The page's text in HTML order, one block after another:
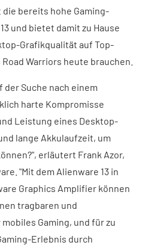
bereits hohe Gaming-
und bietet damit zu Hause
Grafikqualität auf Top-
Warriors heute brauchen.
der Suche nach einem
harte Kompromisse
Leistung eines Desktop-
lange Akkulaufzeit, um
erläutert Frank Azor,
"Mit dem Alienware 13 in
Graphics Amplifier können
tragbaren und
Gaming, und für zu
Erlebnis durch